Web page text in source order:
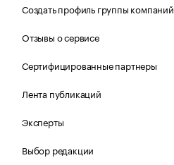
Создать профиль группы компаний
Отзывы о сервисе
Сертифицированные партнеры
Лента публикаций
Эксперты
Выбор редакции